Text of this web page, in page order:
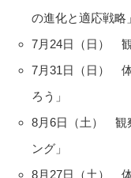
の進化と適応戦略」
7月24日（日） 観
7月31日（日）
ろう」
8月6日（土） 観
ング」
8月27日（土）